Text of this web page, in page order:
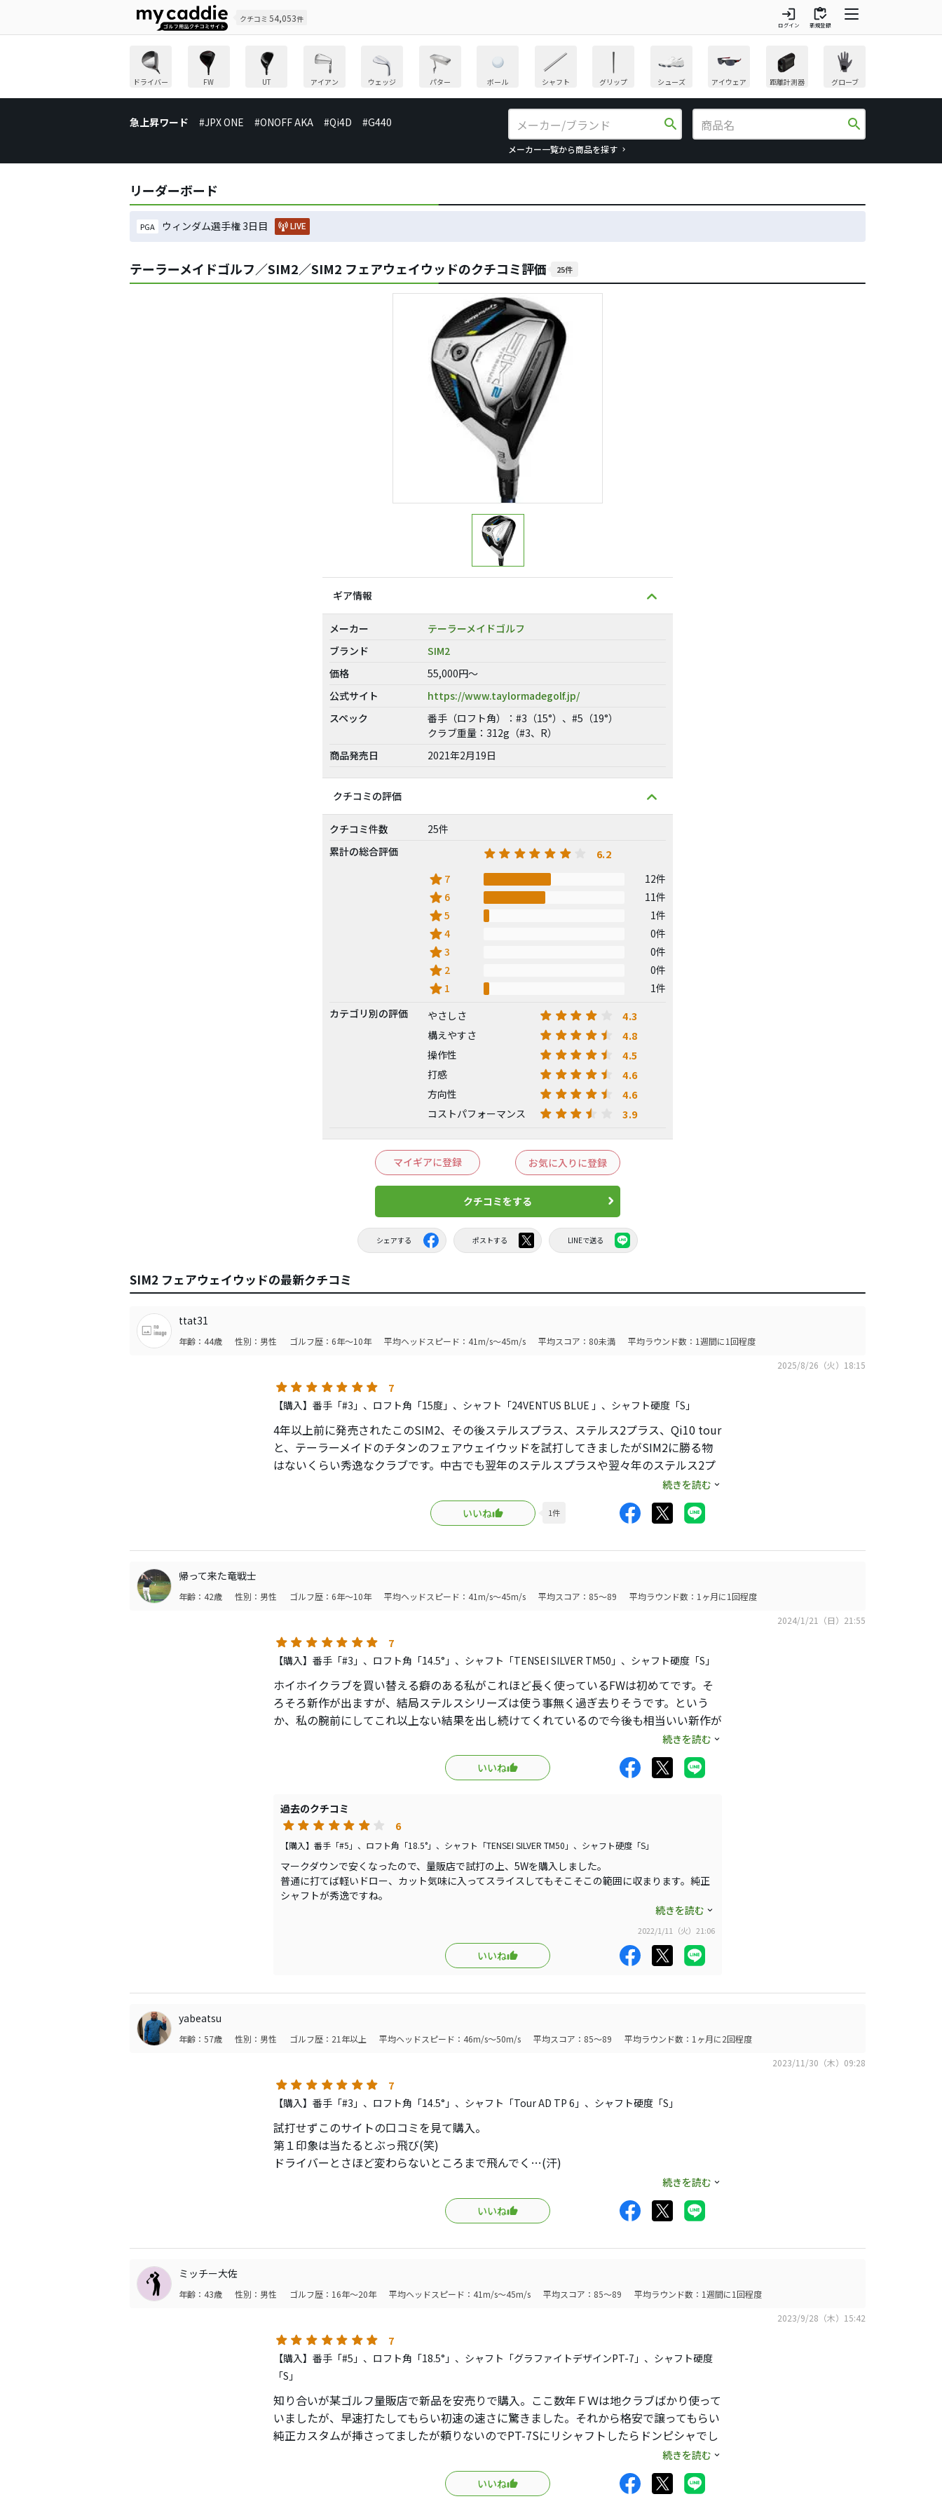
クチコミ 54,053件 login
ログイン
inventory
新規登録
ドライバー FW UT アイアン ウェッジ パター ボール シャフト グリップ シューズ アイウェア 距離計測器 グローブ
急上昇ワード #JPX ONE #ONOFF AKA #Qi4D #G440 search
メーカー一覧から商品を探す
search
リーダーボード
PGA ウィンダム選手権 3日目 LIVE
テーラーメイドゴルフ／SIM2／SIM2 フェアウェイウッドのクチコミ評価 25件
ギア情報
メーカー
テーラーメイドゴルフ
ブランド
SIM2
価格
55,000円～
公式サイト
https://www.taylormadegolf.jp/
スペック
番手（ロフト角）：#3（15°）、#5（19°）
クラブ重量：312g（#3、R）
商品発売日
2021年2月19日
クチコミの評価
クチコミ件数
25件
累計の総合評価
6.2
star 7 12件
star 6 11件
star5 1件
star4 0件
star3 0件
star 2 0件
star 1
1件
カテゴリ別の評価
やさしさ 4.3
構えやすさ 4.8
操作性 4.5
打感 4.6
方向性 4.6
コストパフォーマンス 3.9
マイギアに登録 お気に入りに登録
クチコミをする
シェアする ポストする LINEで送る
SIM2 フェアウェイウッドの最新クチコミ
ttat31
年齢：44歳 性別：男性 ゴルフ歴：6年～10年 平均ヘッドスピード：41m/s～45m/s 平均スコア：80未満
平均ラウンド数：1週間に1回程度
2025/8/26（火）18:15
7
【購入】番手「#3」、ロフト角「15度」、シャフト「24VENTUS BLUE 」、シャフト硬度「S」
4年以上前に発売されたこのSIM2、その後ステルスプラス、ステルス2プラス、Qi10 tour
と、テーラーメイドのチタンのフェアウェイウッドを試打してきましたがSIM2に勝る物
はないくらい秀逸なクラブです。中古でも翌年のステルスプラスや翌々年のステルス2プ
顔も打感も良く、飛びも良いので言う事無しです。松山英樹プロがマスターズを制した時
いう先入観に囚われずに使用していただく事をお勧めします。
た。寄せ1で楽々バーディーを取ってくるので教えなければ良かったと少し後悔していま
続きを読む
いいね 1件
帰って来た竜戦士
年齢：42歳 性別：男性 ゴルフ歴：6年～10年 平均ヘッドスピード：41m/s～45m/s 平均スコア：85～89
平均ラウンド数：1ヶ月に1回程度
2024/1/21（日）21:55
7
【購入】番手「#3」、ロフト角「14.5°」、シャフト「TENSEI SILVER TM50」、シャフト硬度「S」
ホイホイクラブを買い替える癖のある私がこれほど長く使っているFWは初めてです。そ
ろそろ新作が出ますが、結局ステルスシリーズは使う事無く過ぎ去りそうです。という
か、私の腕前にしてこれ以上ない結果を出し続けてくれているので今後も相当いい新作が
出ない限りは買い替えないんじゃないかと思うくらい。打感、飛距離、易しさ全て最高の
続きを読む
いいね
過去のクチコミ
6
【購入】番手「#5」、ロフト角「18.5°」、シャフト「TENSEI SILVER TM50」、シャフト硬度「S」
マークダウンで安くなったので、量販店で試打の上、5Wを購入しました。
普通に打てば軽いドロー、カット気味に入ってスライスしてもそこそこの範囲に収まります。純正
シャフトが秀逸ですね。
飛距離に関しては、気温3℃の屋外練習場のレンジボールでの感触ではありますが、平均でキャリ
ー190&〜200ヤード程度で明らかなミスショットでも少なくとも180ヤードくらいは飛んでくれま
す。打感は乾いたカシュという感触で、好きな感じです。
小顔ですので好き嫌いはあるかと思いますが、慣れれば何も問題ありません。
意外と球が上がりやすいので、少しロフトを立てて使おうと思ってます。
続きを読む
2022/1/11（火）21:06
いいね
yabeatsu
年齢：57歳 性別：男性 ゴルフ歴：21年以上 平均ヘッドスピード：46m/s～50m/s 平均スコア：85～89
平均ラウンド数：1ヶ月に2回程度
2023/11/30（木）09:28
7
【購入】番手「#3」、ロフト角「14.5°」、シャフト「Tour AD TP 6」、シャフト硬度「S」
試打せずこのサイトの口コミを見て購入。
第１印象は当たるとぶっ飛び(笑)
ドライバーとさほど変わらないところまで飛んでく…(汗)
所属しているゴルフ場の研修会仲間も飛ぶと言っているので私だけがそう感じているわけ
打感もソフトだし今のところ不満はありません。
しているような目立たない性格。
続きを読む
いいね
ミッチー大佐
年齢：43歳 性別：男性 ゴルフ歴：16年～20年 平均ヘッドスピード：41m/s～45m/s 平均スコア：85～89
平均ラウンド数：1週間に1回程度
2023/9/28（木）15:42
7
【購入】番手「#5」、ロフト角「18.5°」、シャフト「グラファイトデザインPT-7」、シャフト硬度
「S」
知り合いが某ゴルフ量販店で新品を安売りで購入。ここ数年ＦＷは地クラブばかり使って
いましたが、早速打たしてもらい初速の速さに驚きました。それから格安で譲ってもらい
純正カスタムが挿さってましたが頼りないのでPT-7Sにリシャフトしたらドンピシャでし
続きを読む
いいね